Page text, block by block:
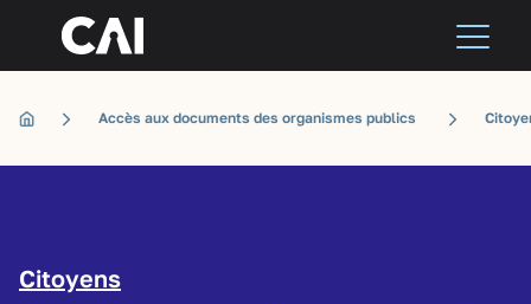
Accès aux documents des organismes publics
Citoyens